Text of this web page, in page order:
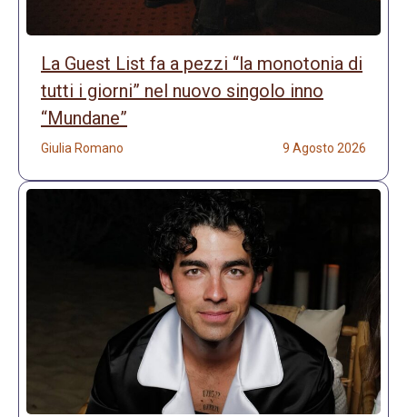
La Guest List fa a pezzi “la monotonia di
tutti i giorni” nel nuovo singolo inno
“Mundane”
Giulia Romano 9 Agosto 2026